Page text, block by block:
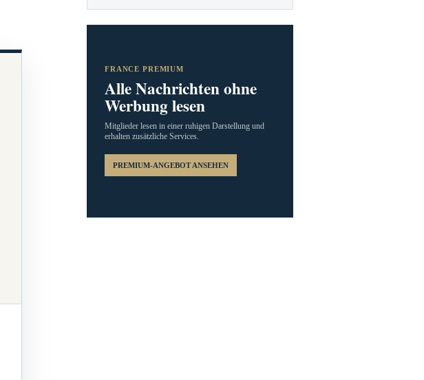
FRANCE PREMIUM
Alle Nachrichten ohne
Werbung lesen
Mitglieder lesen in einer ruhigen Darstellung und
erhalten zusätzliche Services.
PREMIUM-ANGEBOT ANSEHEN